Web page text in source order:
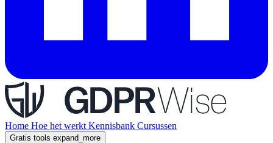
Home Hoe het werkt Kennisbank Cursussen
Gratis tools expand_more